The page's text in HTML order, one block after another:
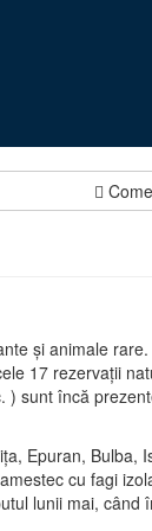
şi animale
17 rezervaţii
) sunt încă
Epuran, Bulba,
cu fagi
lunii mai, când